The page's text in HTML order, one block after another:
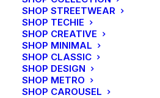
SHOP STREETWEAR
SHOP TECHIE
SHOP CREATIVE
SHOP MINIMAL
SHOP CLASSIC
SHOP DESIGN
SHOP METRO
SHOP CAROUSEL
Ottermann
Hoensbroek